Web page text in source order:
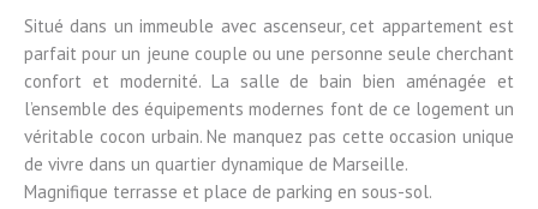
Situé dans un immeuble avec ascenseur, cet appartement est
parfait pour un jeune couple ou une personne seule cherchant
confort et modernité. La salle de bain bien aménagée et
l’ensemble des équipements modernes font de ce logement un
véritable cocon urbain. Ne manquez pas cette occasion unique
de vivre dans un quartier dynamique de Marseille.
Magnifique terrasse et place de parking en sous-sol.